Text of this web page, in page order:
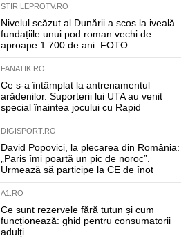
STIRILEPROTV.RO
Nivelul scăzut al Dunării a scos la iveală
fundațiile unui pod roman vechi de
aproape 1.700 de ani. FOTO
FANATIK.RO
Ce s-a întâmplat la antrenamentul
arădenilor. Suporterii lui UTA au venit
special înaintea jocului cu Rapid
DIGISPORT.RO
David Popovici, la plecarea din România:
„Paris îmi poartă un pic de noroc”.
Urmează să participe la CE de înot
A1.RO
Ce sunt rezervele fără tutun și cum
funcționează: ghid pentru consumatorii
adulți